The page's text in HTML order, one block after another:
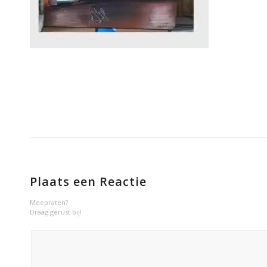
Plaats een Reactie
Meepraten?
Draag gerust bij!